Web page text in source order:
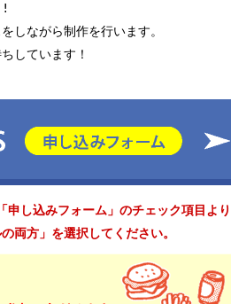
!
しながら制作を行います。
しています！
し込みフォーム」のチェック項目より
両方」を選択してください。